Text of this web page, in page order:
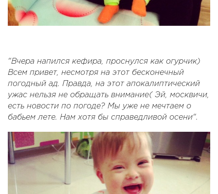
"Вчера напился кефира, проснулся как огурчик)
Всем привет, несмотря на этот бесконечный
погодный ад. Правда, на этот апокалиптический
ужас нельзя не обращать внимание( Эй, москвичи,
есть новости по погоде? Мы уже не мечтаем о
бабьем лете. Нам хотя бы справедливой осени".